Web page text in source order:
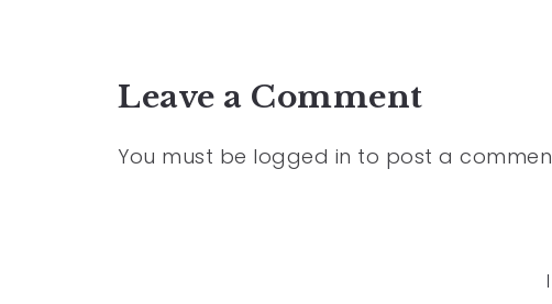
Leave a Comment
You must be logged in to post a